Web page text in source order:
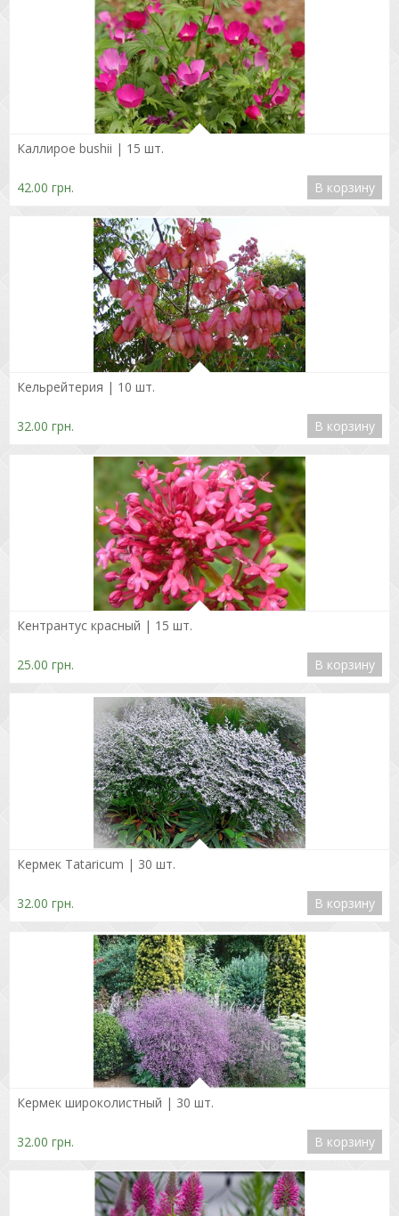
Каллирое bushii | 15 шт.
42.00 грн. В корзину
Кельрейтерия | 10 шт.
32.00 грн. В корзину
Подробнее
Кентрантус красный | 15 шт.
25.00 грн. В корзину
Кермек Tataricum | 30 шт.
32.00 грн. В корзину
Подробнее
Кермек широколистный | 30 шт.
32.00 грн. В корзину